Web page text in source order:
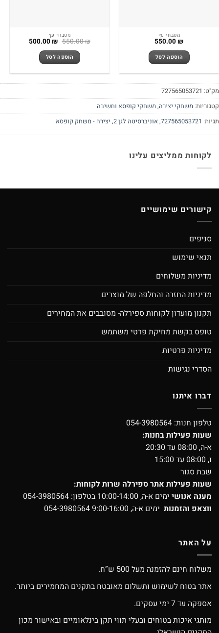
מטבחי עץ
550.00₪
הוספה לסל
מטבחי עץ
550.00₪ המחיר
היה:
550.00 ₪.
500.00₪ המחיר
הוספה לסל
מק"ט: 727565053721
קטגוריות: משחקי יצירה,משחקי קופסא וחשיבה
תגיות: 727565053721
,אוניברסיטה לגן 2 , יצירה - משחק קופסא
לקוחות ממליצים עלינו
קישורים שימושיים
סניפים
תנאי שימוש
מדיניות משלוחים
מדיניות החזרה והחלפה של מוצרים
תקנון מועדון לקוחות ספירלה- מסובבים את המחירים
טופס בקשת מחיקת פרטי משתמש
מדיניות פרטיות
הסדרי נגישות
דברו איתנו
טלפון חנות: 054-3980564
שעות פעילות בחנות:
א-ה, 08:00 עד 20:30
ו, 08:00 עד 15:00
שבת סגור
שעות פעילות אתר ספירלה שרות לקוחות:
מענה אנושי ימים א-ה, 10:00-14:00 בטלפון:
054-3980564
ווצאפ והזמנות ימים א-ה, 9:00-16:00 054-3980564
על האתר
משלוח חינם להזמנה מעל 500 ש”ח.
אתר בטוח לשימוש ותשלום מאובטח בתקנים המחמירים ביותר.
אספקה עד 7 ימי עסקים.
מותגי איכות בטוחים ובעלי תווי תקן בינלאומיים ובאישור מכון